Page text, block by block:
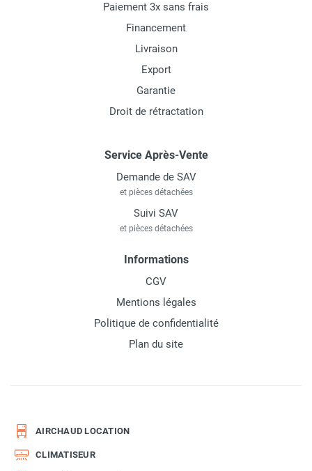
Paiement 3x sans frais
Financement
Livraison
Export
Garantie
Droit de rétractation
Service Après-Vente
Demande de SAV
et pièces détachées
Suivi SAV
et pièces détachées
Informations
CGV
Mentions légales
Politique de confidentialité
Plan du site
AIRCHAUD LOCATION
CLIMATISEUR